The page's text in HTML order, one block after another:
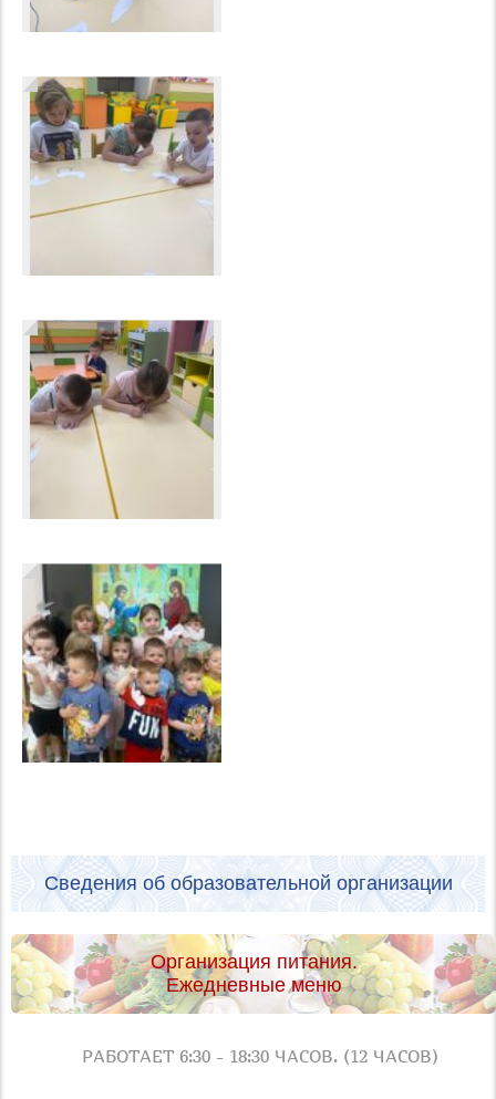
Сведения об образовательной организации
Организация питания.
Ежедневные меню
РАБОТАЕТ 6:30 - 18:30 ЧАСОВ. (12 ЧАСОВ)